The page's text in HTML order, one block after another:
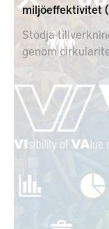
miljöeffektivitet
Stödja
genom